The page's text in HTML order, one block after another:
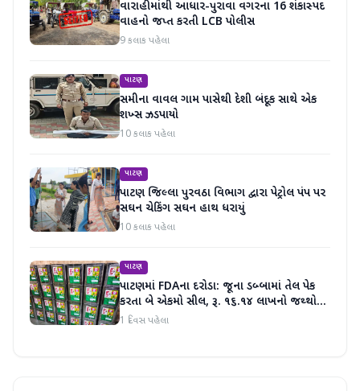
વારાહીમાંથી આધાર-પુરાવા વગરના 16 શંકાસ્પદ
વાહનો જપ્ત કરતી LCB પોલીસ
9 કલાક પહેલા
પાટણ
સમીના વાવલ ગામ પાસેથી દેશી બંદૂક સાથે એક
શખ્સ ઝડપાયો
10 કલાક પહેલા
પાટણ
પાટણ જિલ્લા પુરવઠા વિભાગ દ્વારા પેટ્રોલ પંપ પર
સઘન ચેકિંગ સઘન હાથ ધરાયું
10 કલાક પહેલા
પાટણ
પાટણમાં FDAના દરોડા: જૂના ડબ્બામાં તેલ પેક
કરતા બે એકમો સીલ, રૂ. ૧૬.૧૪ લાખનો જથ્થો
જપ્ત
1 દિવસ પહેલા